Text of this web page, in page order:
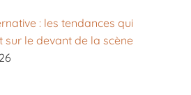
: les tendances qui
sur le devant de la scène